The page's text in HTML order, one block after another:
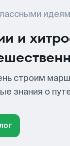
и
строим
знания о